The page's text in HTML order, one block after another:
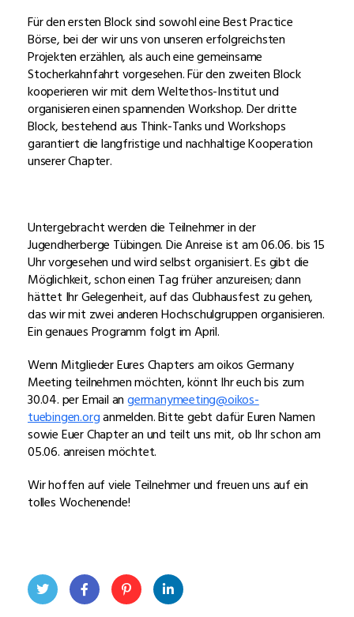
Für den ersten Block sind sowohl eine Best Practice
Börse, bei der wir uns von unseren erfolgreichsten
Projekten erzählen, als auch eine gemeinsame
Stocherkahnfahrt vorgesehen. Für den zweiten Block
kooperieren wir mit dem Weltethos-Institut und
organisieren einen spannenden Workshop. Der dritte
Block, bestehend aus Think-Tanks und Workshops
garantiert die langfristige und nachhaltige Kooperation
unserer Chapter.
Untergebracht werden die Teilnehmer in der
Jugendherberge Tübingen. Die Anreise ist am 06.06. bis 15
Uhr vorgesehen und wird selbst organisiert. Es gibt die
Möglichkeit, schon einen Tag früher anzureisen; dann
hättet Ihr Gelegenheit, auf das Clubhausfest zu gehen,
das wir mit zwei anderen Hochschulgruppen organisieren.
Ein genaues Programm folgt im April.
Wenn Mitglieder Eures Chapters am oikos Germany
Meeting teilnehmen möchten, könnt Ihr euch bis zum
30.04. per Email angermanymeeting@oikos-
tuebingen.organmelden. Bitte gebt dafür Euren Namen
sowie Euer Chapter an und teilt uns mit, ob Ihr schon am
05.06. anreisen möchtet.
Wir hoffen auf viele Teilnehmer und freuen uns auf ein
tolles Wochenende!